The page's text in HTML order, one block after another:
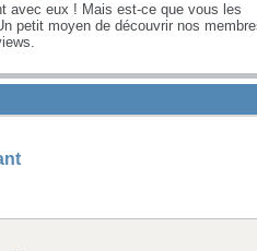
avec eux ! Mais est-ce que vous les
petit moyen de découvrir nos